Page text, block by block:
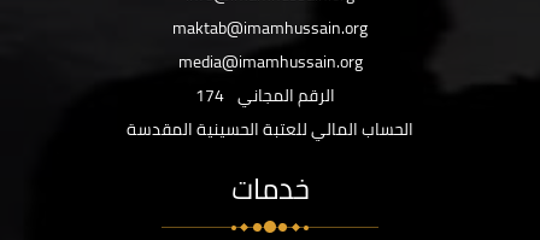
maktab@imamhussain.org
media@imamhussain.org
الرقم المجاني 174
الحساب المالي للعتبة الحسينية المقدسة
خدمات